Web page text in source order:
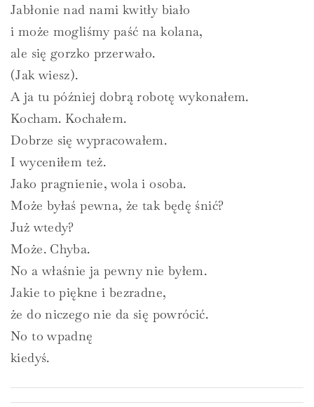
Jabłonie nad nami kwitły biało
i może mogliśmy paść na kolana,
ale się gorzko przerwało.
(Jak wiesz).
A ja tu później dobrą robotę wykonałem.
Kocham. Kochałem.
Dobrze się wypracowałem.
I wyceniłem też.
Jako pragnienie, wola i osoba.
Może byłaś pewna, że tak będę śnić?
Już wtedy?
Może. Chyba.
No a właśnie ja pewny nie byłem.
Jakie to piękne i bezradne,
że do niczego nie da się powrócić.
No to wpadnę
kiedyś.